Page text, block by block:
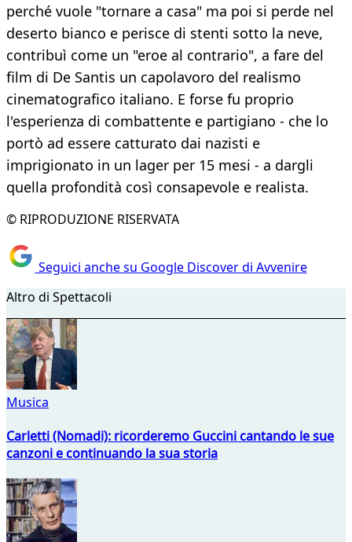
perché vuole "tornare a casa" ma poi si perde nel
deserto bianco e perisce di stenti sotto la neve,
contribuì come un "eroe al contrario", a fare del
film di De Santis un capolavoro del realismo
cinematografico italiano. E forse fu proprio
l'esperienza di combattente e partigiano - che lo
portò ad essere catturato dai nazisti e
imprigionato in un lager per 15 mesi - a dargli
quella profondità così consapevole e realista.
© RIPRODUZIONE RISERVATA
Seguici anche su Google Discover di Avvenire
Altro di Spettacoli
Musica
Carletti (Nomadi): ricorderemo Guccini cantando le sue
canzoni e continuando la sua storia